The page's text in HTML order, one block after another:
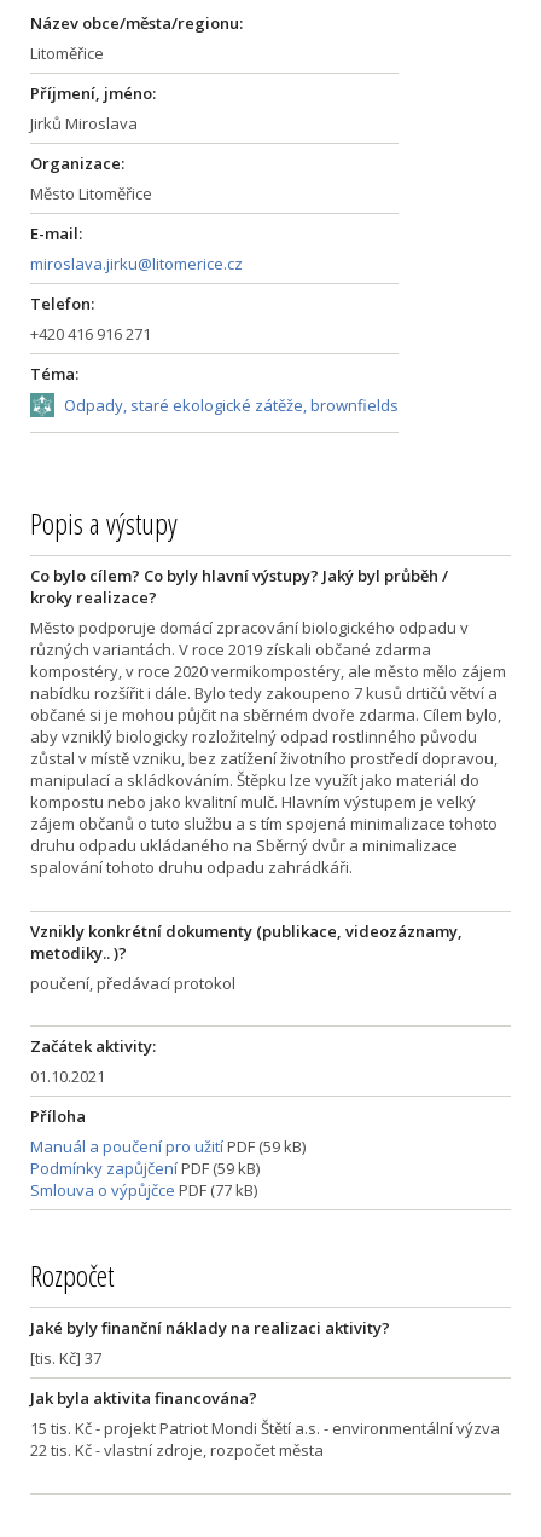
Název obce/města/regionu:
Litoměřice
Příjmení, jméno:
Jirků Miroslava
Organizace:
Město Litoměřice
E-mail:
miroslava.jirku@litomerice.cz
Telefon:
+420 416 916 271
Téma:
Odpady, staré ekologické zátěže, brownfields
Popis a výstupy
Co bylo cílem? Co byly hlavní výstupy? Jaký byl průběh /
kroky realizace?
Město podporuje domácí zpracování biologického odpadu v
různých variantách. V roce 2019 získali občané zdarma
kompostéry, v roce 2020 vermikompostéry, ale město mělo zájem
nabídku rozšířit i dále. Bylo tedy zakoupeno 7 kusů drtičů větví a
občané si je mohou půjčit na sběrném dvoře zdarma. Cílem bylo,
aby vzniklý biologicky rozložitelný odpad rostlinného původu
zůstal v místě vzniku, bez zatížení životního prostředí dopravou,
manipulací a skládkováním. Štěpku lze využít jako materiál do
kompostu nebo jako kvalitní mulč. Hlavním výstupem je velký
zájem občanů o tuto službu a s tím spojená minimalizace tohoto
druhu odpadu ukládaného na Sběrný dvůr a minimalizace
spalování tohoto druhu odpadu zahrádkáři.
Vznikly konkrétní dokumenty (publikace, videozáznamy,
metodiky.. )?
poučení, předávací protokol
Začátek aktivity:
01.10.2021
Příloha
Manuál a poučení pro užitíPDF (59 kB)
Podmínky zapůjčeníPDF (59 kB)
Smlouva o výpůjčce PDF (77 kB)
Rozpočet
Jaké byly finanční náklady na realizaci aktivity?
[tis. Kč] 37
Jak byla aktivita financována?
15 tis. Kč - projekt Patriot Mondi Štětí a.s. - environmentální výzva
22 tis. Kč - vlastní zdroje, rozpočet města